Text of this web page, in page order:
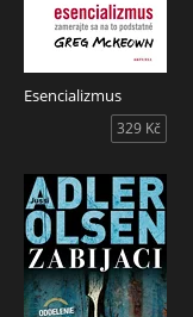
Esencializmus
329 Kč